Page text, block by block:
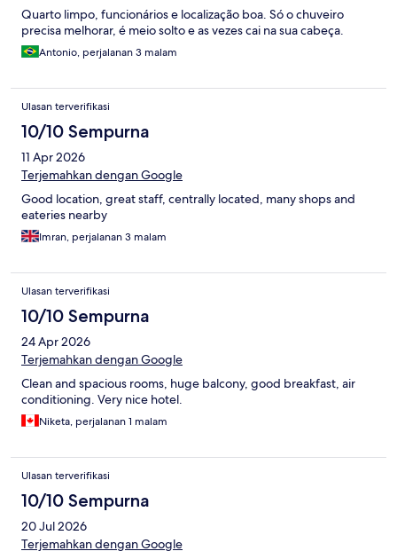
Quarto limpo, funcionários e localização boa. Só o chuveiro
precisa melhorar, é meio solto e as vezes cai na sua cabeça.
Antonio, perjalanan 3 malam
Ulasan terverifikasi
10/10 Sempurna
11 Apr 2026
Terjemahkan dengan Google
Good location, great staff, centrally located, many shops and
eateries nearby
Imran, perjalanan 3 malam
Ulasan terverifikasi
10/10 Sempurna
24 Apr 2026
Terjemahkan dengan Google
Clean and spacious rooms, huge balcony, good breakfast, air
conditioning. Very nice hotel.
Niketa, perjalanan 1 malam
Ulasan terverifikasi
10/10 Sempurna
20 Jul 2026
Terjemahkan dengan Google